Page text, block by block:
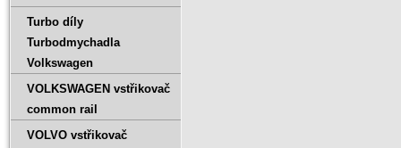
Turbo díly
Turbodmychadla
Volkswagen
VOLKSWAGEN vstřikovač
common rail
VOLVO vstřikovač